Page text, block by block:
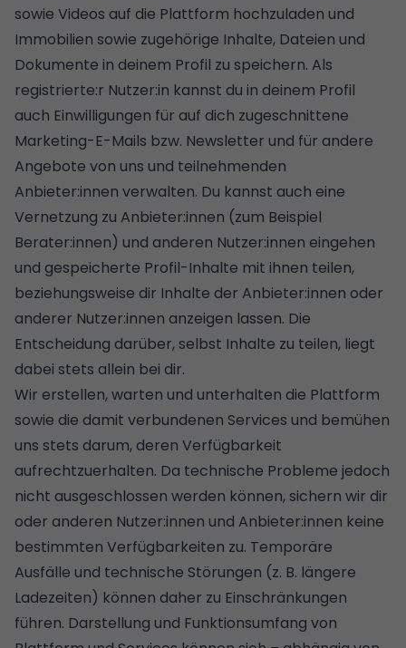
sowie Videos auf die Plattform hochzuladen und
Immobilien sowie zugehörige Inhalte, Dateien und
Dokumente in deinem Profil zu speichern. Als
registrierte:r Nutzer:in kannst du in deinem Profil
auch Einwilligungen für auf dich zugeschnittene
Marketing-E-Mails bzw. Newsletter und für andere
Angebote von uns und teilnehmenden
Anbieter:innen verwalten. Du kannst auch eine
Vernetzung zu Anbieter:innen (zum Beispiel
Berater:innen) und anderen Nutzer:innen eingehen
und gespeicherte Profil-Inhalte mit ihnen teilen,
beziehungsweise dir Inhalte der Anbieter:innen oder
anderer Nutzer:innen anzeigen lassen. Die
Entscheidung darüber, selbst Inhalte zu teilen, liegt
dabei stets allein bei dir.
Wir erstellen, warten und unterhalten die Plattform
sowie die damit verbundenen Services und bemühen
uns stets darum, deren Verfügbarkeit
aufrechtzuerhalten. Da technische Probleme jedoch
nicht ausgeschlossen werden können, sichern wir dir
oder anderen Nutzer:innen und Anbieter:innen keine
bestimmten Verfügbarkeiten zu. Temporäre
Ausfälle und technische Störungen (z. B. längere
Ladezeiten) können daher zu Einschränkungen
führen. Darstellung und Funktionsumfang von